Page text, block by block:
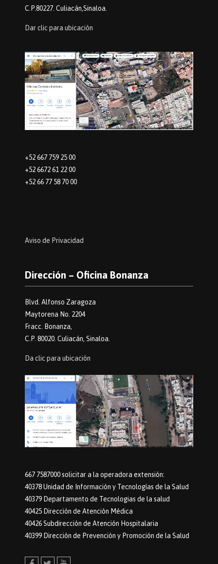
C.P.80227. Culiacán,Sinaloa.
Dar clic para ubicación
+52 667 759 25 00
+52 6672 61 22 00
+52 66 77 58 70 00
Aviso de Privacidad
Dirección – Oficina Bonanza
Blvd. Alfonso Zaragoza
Maytorena No. 2204
Fracc. Bonanza,
C.P. 80020. Culiacán, Sinaloa.
Da clic para ubicación
667 7587000 solicitar a la operadora extensión:
40378 Unidad de Información y Tecnologías de la Salud
40379 Departamento de Tecnologias de la salud
40425 Dirección de Atención Médica
40426 Subdirección de Atención Hospitalaria
40399 Dirección de Prevención y Promoción de la Salud